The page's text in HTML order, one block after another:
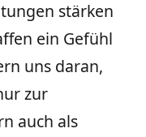
stärken
ein Gefühl
uns daran,
zur
auch als